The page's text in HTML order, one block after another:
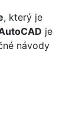
, který je
je
návody